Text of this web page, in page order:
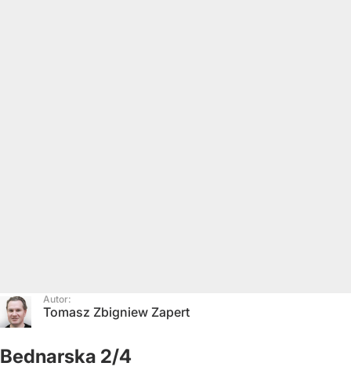
Autor:
Tomasz Zbigniew Zapert
Bednarska 2/4